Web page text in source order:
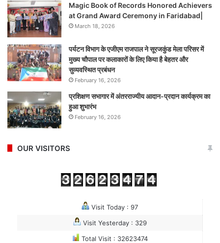
Magic Book of Records Honored Achievers
at Grand Award Ceremony in Faridabad|
March 18, 2026
पर्यटन विभाग के एजीएम राजपाल ने सूरजकुंड मेला परिसर में
मुख्य चौपाल पर कलाकारों के लिए किया है बेहतर और
सुव्यवस्थित प्रबंधन
February 16, 2026
प्रशिक्षण सभागार में अंतरराज्यीय आदान-प्रदान कार्यक्रम का
हुआ शुभारंभ
February 16, 2026
OUR VISITORS
Visit Today : 97
Visit Yesterday : 329
Total Visit : 32623474